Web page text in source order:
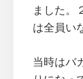
ました。
は全員い
当時はバ